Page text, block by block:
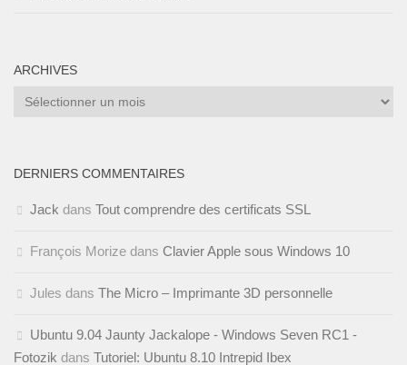
ARCHIVES
Archives
DERNIERS COMMENTAIRES
Jack dans Tout comprendre des certificats SSL
François Morize dans Clavier Apple sous Windows 10
Jules dans The Micro – Imprimante 3D personnelle
Ubuntu 9.04 Jaunty Jackalope - Windows Seven RC1 -
Fotozik dans Tutoriel: Ubuntu 8.10 Intrepid Ibex